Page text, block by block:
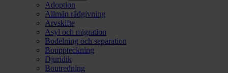
Adoption
Allmän rådgivning
Arvskifte
Asyl och migration
Bodelning och separation
Bouppteckning
Djuridik
Boutredning